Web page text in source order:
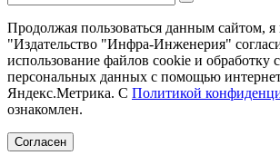
Продолжая пользоваться данным
"Издательство "Инфра-Инженерия"
использование файлов cookie и обработку
персональных данных с помощью
Яндекс.Метрика. С Политикой
ознакомлен.
Согласен